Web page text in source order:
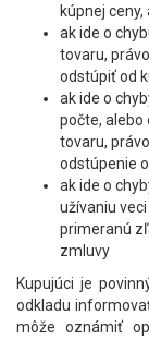
kúpnej
ak ide o
tovaru,
odstúpiť od
ak ide o
počte, alebo
tovaru,
odstúpenie
ak ide o
užívaniu
primeranú
zmluvy
Kupujúci je
odkladu
môže oznámiť